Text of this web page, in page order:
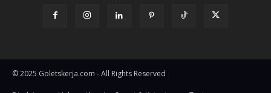
© 2025 Goletskerja.com - All Rights Reserved